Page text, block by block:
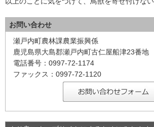
お問い合わせ
瀬戸内町農林課農業振興係
鹿児島県大島郡瀬戸内町古仁屋船津23番地
電話番号：0997-72-1174
ファックス：0997-72-1120